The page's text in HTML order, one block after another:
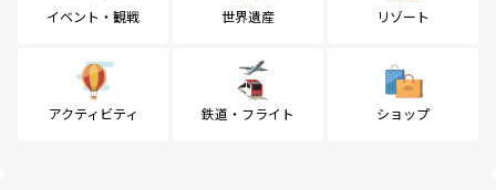
イベント・観戦 世界遺産 リゾート
アクティビティ 鉄道・フライト ショップ